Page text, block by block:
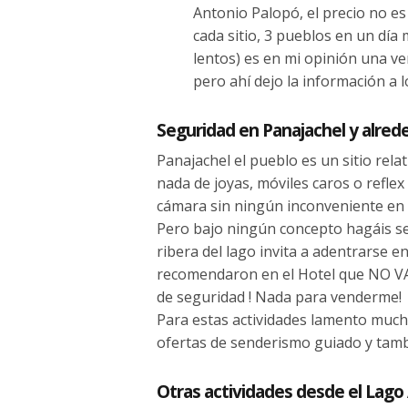
Antonio Palopó, el precio no
cada sitio, 3 pueblos en un día
lentos) es en mi opinión una
pero ahí dejo la información a
Seguridad en Panajachel y
Panajachel el pueblo es un sitio
nada de joyas, móviles caros o
cámara sin ningún inconveniente
Pero bajo ningún concepto hagáis
ribera del lago invita a adentrarse
recomendaron en el Hotel que NO
de seguridad ! Nada para venderme!
Para estas actividades lamento
ofertas de senderismo guiado y
Otras actividades desde el